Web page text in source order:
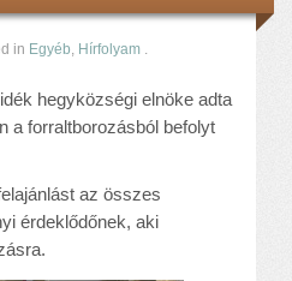
a 2026-2027-ös tanévben
in Egyéb, Hírfolyam .
hegyközségi elnöke adta
a forraltborozásból befolyt
az összes
érdeklődőnek, aki